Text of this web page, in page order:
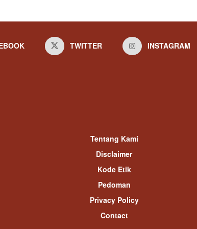
TWITTER INSTAGRAM
Tentang Kami
Disclaimer
Kode Etik
Pedoman
Privacy Policy
Contact